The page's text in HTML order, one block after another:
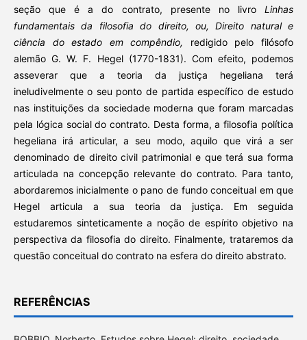
seção que é a do contrato, presente no livroLinhas
fundamentais da filosofia do direito, ou, Direito natural e
ciência do estado em compêndio, redigido pelo filósofo
alemão G. W. F. Hegel (1770-1831). Com efeito, podemos
asseverar que a teoria da justiça hegeliana terá
ineludivelmente o seu ponto de partida específico de estudo
nas instituições da sociedade moderna que foram marcadas
pela lógica social do contrato. Desta forma, a filosofia política
hegeliana irá articular, a seu modo, aquilo que virá a ser
denominado de direito civil patrimonial e que terá sua forma
articulada na concepção relevante do contrato. Para tanto,
abordaremos inicialmente o pano de fundo conceitual em que
Hegel articula a sua teoria da justiça. Em seguida
estudaremos sinteticamente a noção de espírito objetivo na
perspectiva da filosofia do direito. Finalmente, trataremos da
questão conceitual do contrato na esfera do direito abstrato.
REFERÊNCIAS